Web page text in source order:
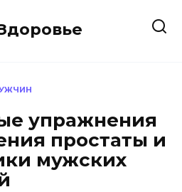
упражнения
простаты и
мужских